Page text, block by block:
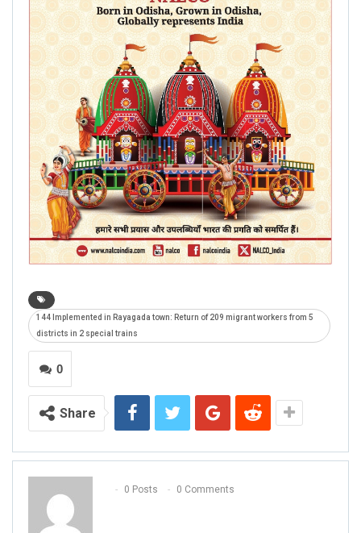
144 Implemented in Rayagada town: Return of 209 migrant workers from 5
districts in 2 special trains
0
Share
0 Posts 0 Comments